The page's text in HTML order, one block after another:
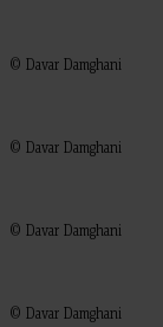
© Davar Damghani
© Davar Damghani
© Davar Damghani
© Davar Damghani